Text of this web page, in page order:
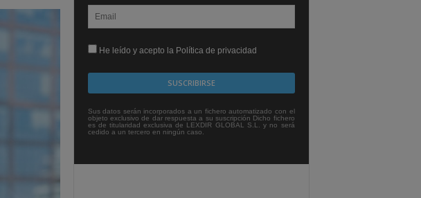
He leído y acepto la Política de privacidad
Sus datos serán incorporados a un fichero automatizado con el
objeto exclusivo de dar respuesta a su suscripción Dicho fichero
es de titularidad exclusiva de LEXDIR GLOBAL S.L. y no será
cedido a un tercero en ningún caso.